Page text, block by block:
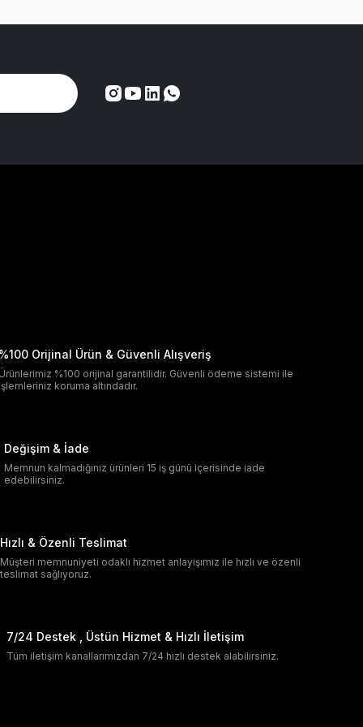
%100 Orijinal Ürün & Güvenli Alışveriş
Ürünlerimiz %100 orijinal garantilidir. Güvenli ödeme sistemi ile
işlemleriniz koruma altındadır.
Değişim & İade
Memnun kalmadığınız ürünleri 15 iş günü içerisinde iade
edebilirsiniz.
Hızlı & Özenli Teslimat
Müşteri memnuniyeti odaklı hizmet anlayışımız ile hızlı ve özenli
teslimat sağlıyoruz.
7/24 Destek , Üstün Hizmet & Hızlı İletişim
Tüm iletişim kanallarımızdan 7/24 hızlı destek alabilirsiniz.